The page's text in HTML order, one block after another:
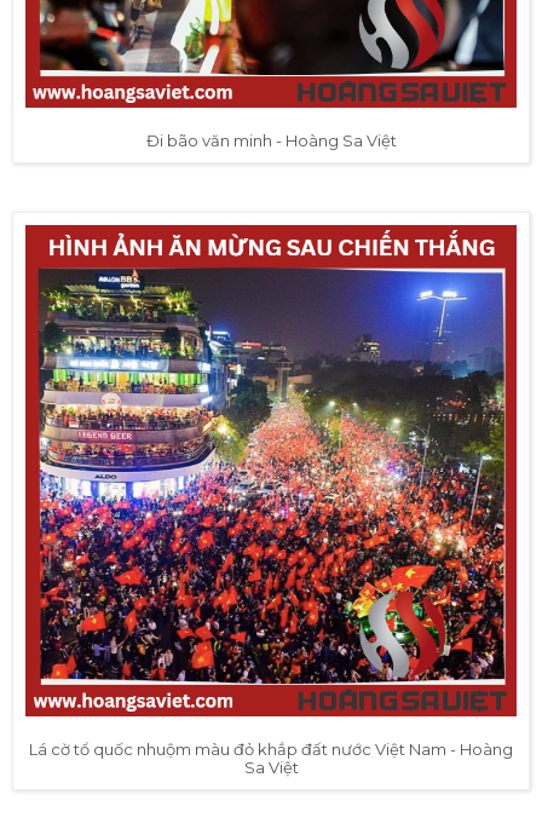
Đi bão văn minh - Hoàng Sa Việt
Lá cờ tổ quốc nhuộm màu đỏ khắp đất nước Việt Nam - Hoàng
Sa Việt